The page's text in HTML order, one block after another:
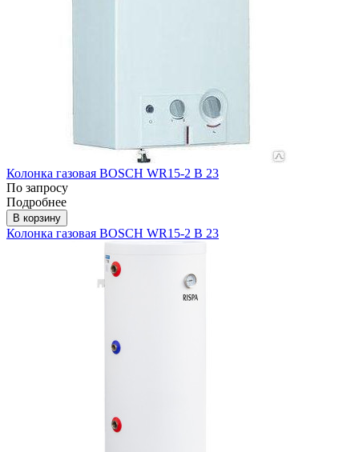
Колонка газовая BOSCH WR15-2 В 23
По запросу
Подробнее
В корзину
Колонка газовая BOSCH WR15-2 В 23